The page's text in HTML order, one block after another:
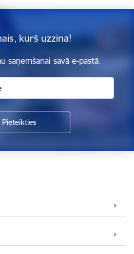
kurš uzzina!
saņemšanai savā e-pastā.